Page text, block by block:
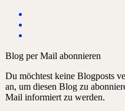
Blog per Mail abonnieren
Du möchtest keine Blogposts
an, um diesen Blog zu
Mail informiert zu werden.